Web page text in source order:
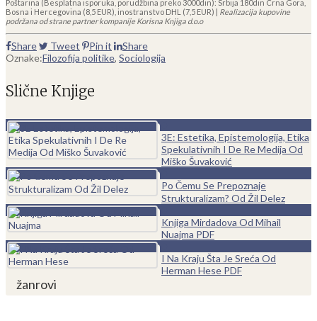
Poštarina (Besplatna isporuka, porudžbina preko 3000din): Srbija 180din Crna Gora,
Bosna i Hercegovina (8,5 EUR), inostranstvo DHL (7,5 EUR) | Realizacija kupovine
podržana od strane partner kompanije Korisna Knjiga d.o.o
Share Tweet Pin it
Share
Oznake:Filozofija politike, Sociologija
Slične Knjige
3E: Estetika, Epistemologija, Etika
Spekulativnih I De Re Medija Od
Miško Šuvaković
Po Čemu Se Prepoznaje
Strukturalizam? Od Žil Delez
Knjiga Mirdadova Od Mihail
Nuajma PDF
I Na Kraju Šta Je Sreća Od
Herman Hese PDF
žanrovi